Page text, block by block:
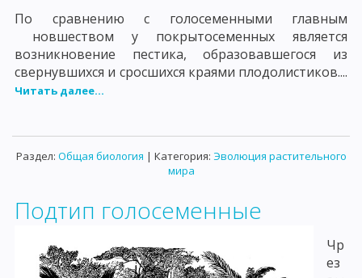
По сравнению с голосеменными главным
новшеством у покрытосеменных является
возникновение пестика, образовавшегося из
свернувшихся и сросшихся краями плодолистиков....
Читать далее...
Раздел: Общая биология | Категория: Эволюция растительного
мира
Подтип голосеменные
Чр
ез